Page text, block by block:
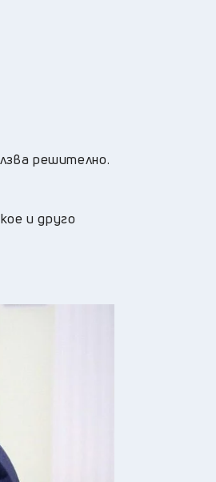
решително.
и друго